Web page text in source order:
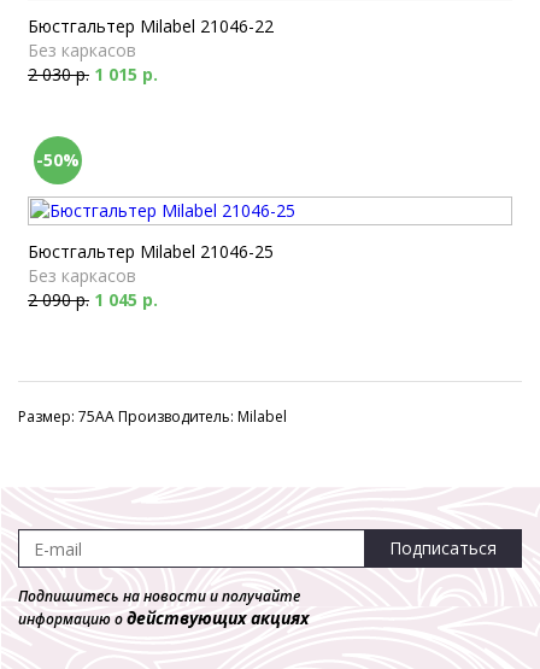
Бюстгальтер Milabel 21046-22
Без каркасов
2 030 р. 1 015 р.
-50%
Бюстгальтер Milabel 21046-25
Без каркасов
2 090 р. 1 045 р.
Размер: 75AA Производитель: Milabel
Подписаться
Подпишитесь на новости и получайте
информацию одействующих акциях